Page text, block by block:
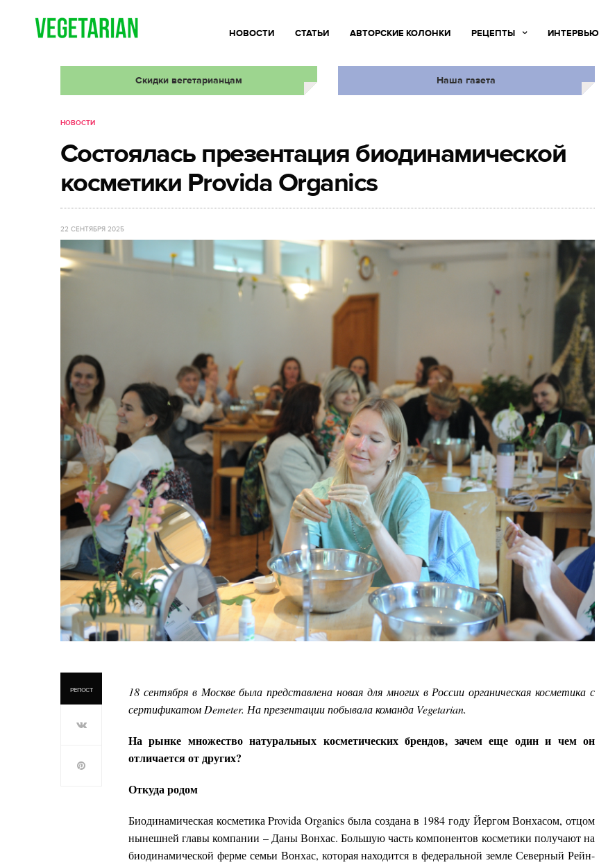
НОВОСТИ СТАТЬИ АВТОРСКИЕ КОЛОНКИ РЕЦЕПТЫ ИНТЕРВЬЮ
Скидки вегетарианцам Наша газета
НОВОСТИ
Состоялась презентация биодинамической
косметики Provida Organics
22 СЕНТЯБРЯ 2025
РЕПОСТ
18 сентября в Москве была представлена новая для многих в России органическая косметика с
сертификатом Demeter. На презентации побывала команда Vegetarian.
На рынке множество натуральных косметических брендов, зачем еще один и чем он
отличается от других?
Откуда родом
Биодинамическая косметика Provida Organics была создана в 1984 году Йергом Вонхасом, отцом
нынешней главы компании – Даны Вонхас. Большую часть компонентов косметики получают на
биодинамической ферме семьи Вонхас, которая находится в федеральной земле Северный Рейн-